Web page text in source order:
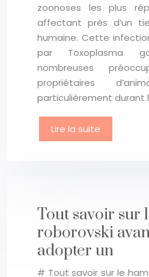
zoonoses les plus
affectant près d’un
humaine. Cette
par Toxoplasma
nombreuses
propriétaires
particulièrement durant
Lire la suite
Tout savoir sur
roborovski
adopter un
# Tout savoir sur le